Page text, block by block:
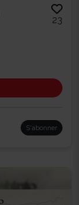
23
S'abonner